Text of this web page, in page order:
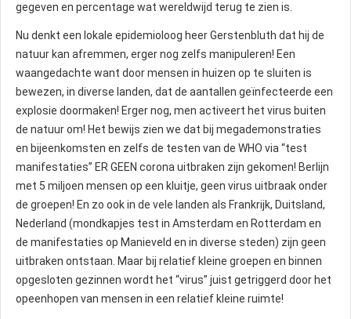
gegeven en percentage wat wereldwijd terug te zien is.
Nu denkt een lokale epidemioloog heer Gerstenbluth dat hij de
natuur kan afremmen, erger nog zelfs manipuleren! Een
waangedachte want door mensen in huizen op te sluiten is
bewezen, in diverse landen, dat de aantallen geïnfecteerde een
explosie doormaken! Erger nog, men activeert het virus buiten
de natuur om! Het bewijs zien we dat bij megademonstraties
en bijeenkomsten en zelfs de testen van de WHO via “test
manifestaties” ER GEEN corona uitbraken zijn gekomen! Berlijn
met 5 miljoen mensen op een kluitje, geen virus uitbraak onder
de groepen! En zo ook in de vele landen als Frankrijk, Duitsland,
Nederland (mondkapjes test in Amsterdam en Rotterdam en
de manifestaties op Manieveld en in diverse steden) zijn geen
uitbraken ontstaan. Maar bij relatief kleine groepen en binnen
opgesloten gezinnen wordt het “virus” juist getriggerd door het
opeenhopen van mensen in een relatief kleine ruimte!